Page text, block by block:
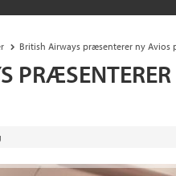
British Airways præsenterer ny Avios